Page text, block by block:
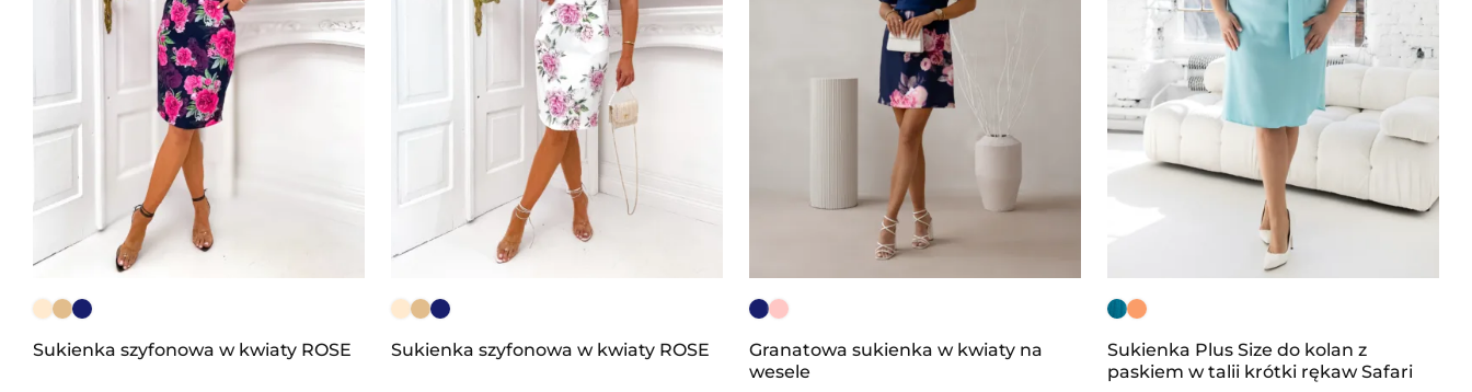
Sukienka szyfonowa w kwiaty ROSE Sukienka szyfonowa w kwiaty ROSE
Granatowa sukienka w kwiaty na
wesele
Sukienka Plus Size do kolan z
paskiem w talii krótki rękaw Safari